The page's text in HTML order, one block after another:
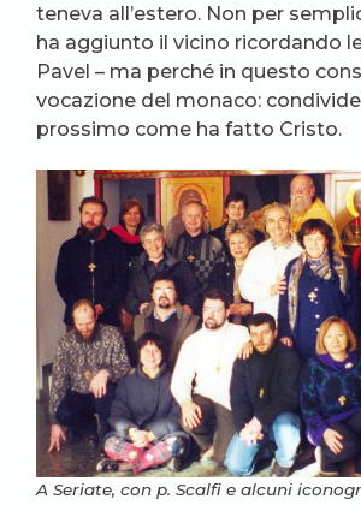
teneva all’estero. Non per
ha aggiunto il vicino ricordando
Pavel – ma perché in questo
vocazione del monaco:
prossimo come ha fatto Cristo.
A Seriate, con p. Scalfi e alcuni